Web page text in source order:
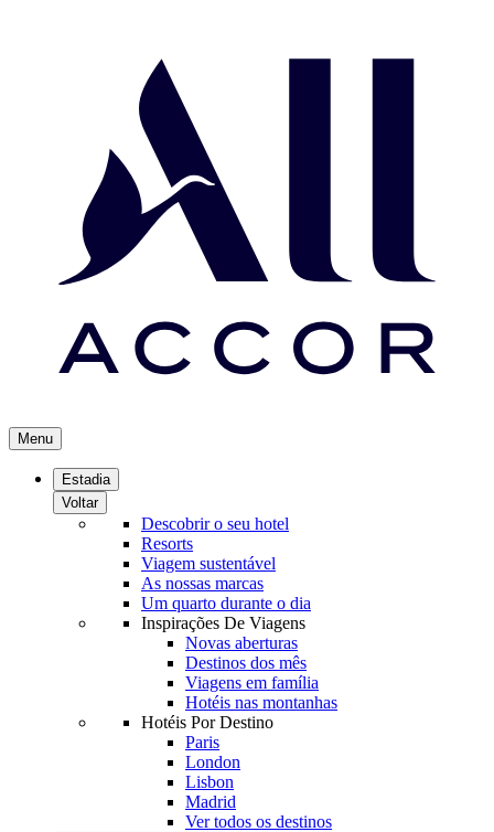
Menu
Estadia
Voltar
Descobrir o seu hotel
Resorts
Viagem sustentável
As nossas marcas
Um quarto durante o dia
Inspirações De Viagens
Novas aberturas
Destinos dos mês
Viagens em família
Hotéis nas montanhas
Hotéis Por Destino
Paris
London
Lisbon
Madrid
Ver todos os destinos